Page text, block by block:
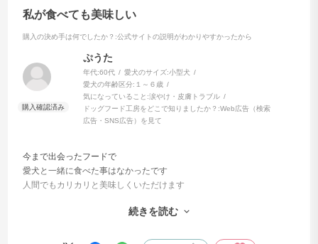
よくあるご質問
フードの切り替え方法はどのようにしたらい
原材料はすべて国産ですか？
私が食べても美味しい
購入の決め手は何でしたか？ :公式サイトの説明がわかりやすかったから
ぷうた
年代:60代 愛犬のサイズ:小型犬
愛犬の年齢区分: １～６歳
気になっていること:涙やけ・皮膚トラブル
ドッグフード工房をどこで知りましたか？:Web広告（検索
広告・SNS広告）を見て
今まで出会ったフードで
愛犬と一緒に食べた事はなかったです
人間でもカリカリと美味しくいただけます
続きを読む